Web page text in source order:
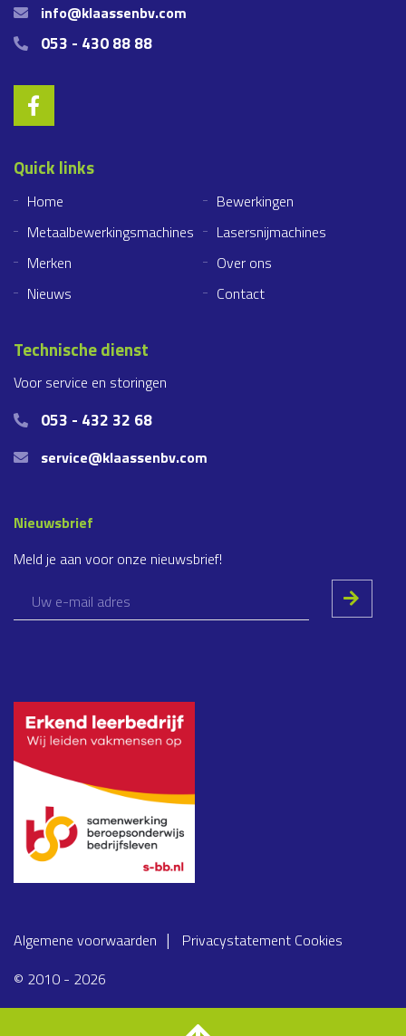
info@klaassenbv.com
053 - 430 88 88
Quick links
Home
Bewerkingen
Metaalbewerkingsmachines
Lasersnijmachines
Merken
Over ons
Nieuws
Contact
Technische dienst
Voor service en storingen
053 - 432 32 68
service@klaassenbv.com
Nieuwsbrief
Meld je aan voor onze nieuwsbrief!
Algemene voorwaarden Privacystatement Cookies
© 2010 - 2026